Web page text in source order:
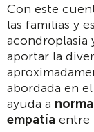
Con este
las familias y
acondroplasia
aportar la
abordada en
ayuda a
empatía entre